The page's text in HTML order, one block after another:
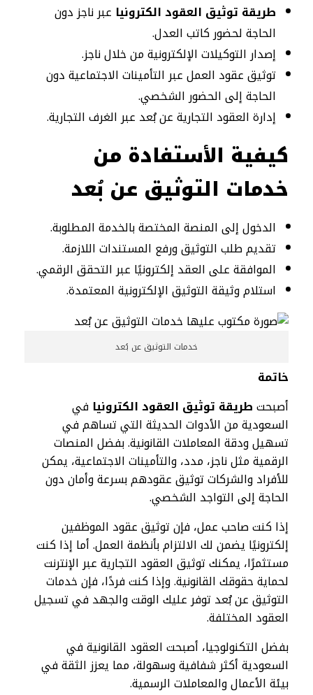
طريقة توثيق العقود الكترونيا عبر ناجز دون
الحاجة لحضور كاتب العدل.
إصدار التوكيلات الإلكترونية من خلال ناجز.
توثيق عقود العمل عبر التأمينات الاجتماعية دون
الحاجة إلى الحضور الشخصي.
إدارة العقود التجارية عن بُعد عبر الغرف التجارية.
كيفية الأستفادة من
خدمات التوثيق عن بُعد
الدخول إلى المنصة المختصة بالخدمة المطلوبة.
تقديم طلب التوثيق ورفع المستندات اللازمة.
الموافقة على العقد إلكترونيًا عبر التحقق الرقمي.
استلام وثيقة التوثيق الإلكترونية المعتمدة.
خدمات التوثيق عن بُعد
خاتمة
أصبحتطريقة توثيق العقود الكترونيا في
السعودية من الأدوات الحديثة التي تساهم في
تسهيل ودقة المعاملات القانونية. بفضل المنصات
الرقمية مثل ناجز، مدد، والتأمينات الاجتماعية، يمكن
للأفراد والشركات توثيق عقودهم بسرعة وأمان دون
الحاجة إلى التواجد الشخصي.
إذا كنت صاحب عمل، فإن توثيق عقود الموظفين
إلكترونيًا يضمن لك الالتزام بأنظمة العمل. أما إذا كنت
مستثمرًا، يمكنك توثيق العقود التجارية عبر الإنترنت
لحماية حقوقك القانونية. وإذا كنت فردًا، فإن خدمات
التوثيق عن بُعد توفر عليك الوقت والجهد في تسجيل
العقود المختلفة.
بفضل التكنولوجيا، أصبحت العقود القانونية في
السعودية أكثر شفافية وسهولة، مما يعزز الثقة في
بيئة الأعمال والمعاملات الرسمية.